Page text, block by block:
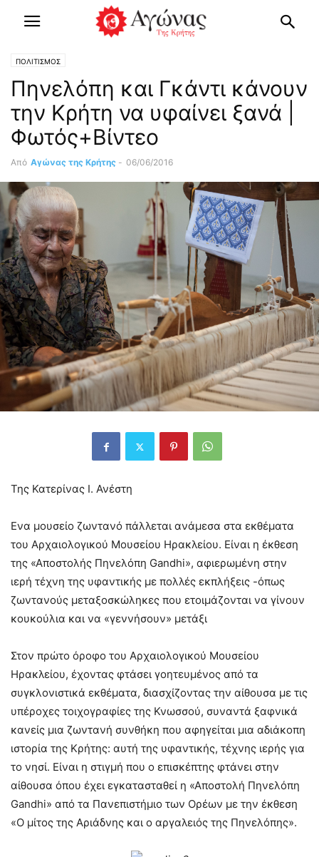
ΠΟΛΙΤΙΣΜΟΣ
Πηνελόπη και Γκάντι κάνουν
την Κρήτη να υφαίνει ξανά |
Φωτός+Βίντεο
Από Αγώνας της Κρήτης - 06/06/2016
Της Κατερίνας Ι. Ανέστη
Ενα μουσείο ζωντανό πάλλεται ανάμεσα στα εκθέματα
του Αρχαιολογικού Μουσείου Ηρακλείου. Είναι η έκθεση
της «Αποστολής Πηνελόπη Gandhi», αφιερωμένη στην
ιερή τέχνη της υφαντικής με πολλές εκπλήξεις -όπως
ζωντανούς μεταξοσκώληκες που ετοιμάζονται να γίνουν
κουκούλια και να «γεννήσουν» μετάξι
Στον πρώτο όροφο του Αρχαιολογικού Μουσείου
Ηρακλείου, έχοντας φτάσει γοητευμένος από τα
συγκλονιστικά εκθέματα, διασχίζοντας την αίθουσα με τις
υπέροχες τοιχογραφίες της Κνωσσού, συναντά ξαφνικά
κανείς μια ζωντανή συνθήκη που αφηγείται μια αδιάκοπη
ιστορία της Κρήτης: αυτή της υφαντικής, τέχνης ιερής για
το νησί. Είναι η στιγμή που ο επισκέπτης φτάνει στην
αίθουσα όπου έχει εγκατασταθεί η «Αποστολή Πηνελόπη
Gandhi» από τα Πανεπιστήμιο των Ορέων με την έκθεση
«Ο μίτος της Αριάδνης και ο αργαλειός της Πηνελόπης».